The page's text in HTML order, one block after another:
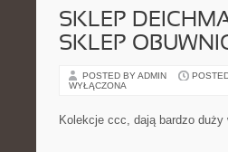
SKLEP
SKLEP
POSTED BY ADMIN
WYŁĄCZONA
Kolekcje ccc, dają bardzo